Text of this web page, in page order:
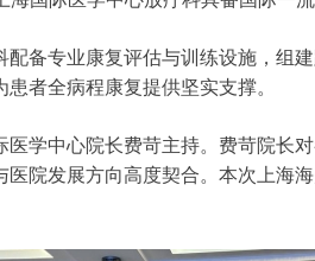
备专业康复评估与训练设施，
者全病程康复提供坚实支撑。
学中心院长费苛主持。费苛院
院发展方向高度契合。本次上